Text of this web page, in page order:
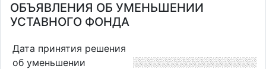
ОБЪЯВЛЕНИЯ ОБ УМЕНЬШЕНИИ
УСТАВНОГО ФОНДА
Дата принятия решения
об уменьшении